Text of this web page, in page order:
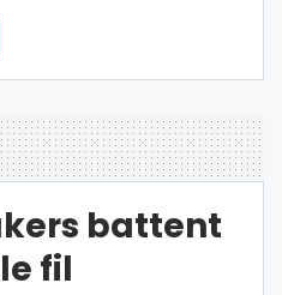
battent
fil